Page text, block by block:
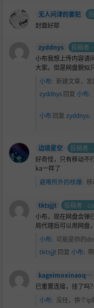
无人问津的要犯
封面好耶
zyddnys 投稿者
小布我想上传内容请
大家。但是网盘貌似
小布: 新建文章，发
zyddnys 回复 小布:
小布 回复 zyddnys:
边境星空 投稿者
好奇怪，只有移动不
ka一样了
避难所外的核爆: 移
tktsjjt 投稿者 -
小布，现在网盘会弹
局代理后可以用网盘
小布: 可能是你的
tktsjjt 回复 小布:
kageimoxinaoquci
已重置连接，挂了吗
小布: 没挂，换个ip